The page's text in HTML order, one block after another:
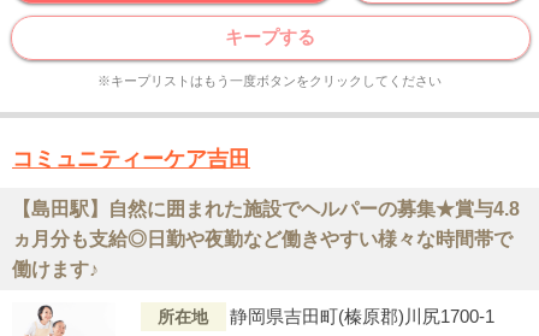
キープする
※キープリストはもう一度ボタンをクリックしてください
コミュニティーケア吉田
【島田駅】自然に囲まれた施設でヘルパーの募集★賞与4.8
ヵ月分も支給◎日勤や夜勤など働きやすい様々な時間帯で
働けます♪
所在地 静岡県吉田町(榛原郡)川尻1700-1